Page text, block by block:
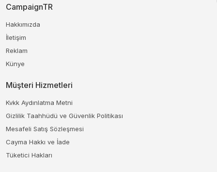
CampaignTR
Hakkımızda
İletişim
Reklam
Künye
Müşteri Hizmetleri
Kvkk Aydınlatma Metni
Gizlilik Taahhüdü ve Güvenlik Politikası
Mesafeli Satış Sözleşmesi
Cayma Hakkı ve İade
Tüketici Hakları